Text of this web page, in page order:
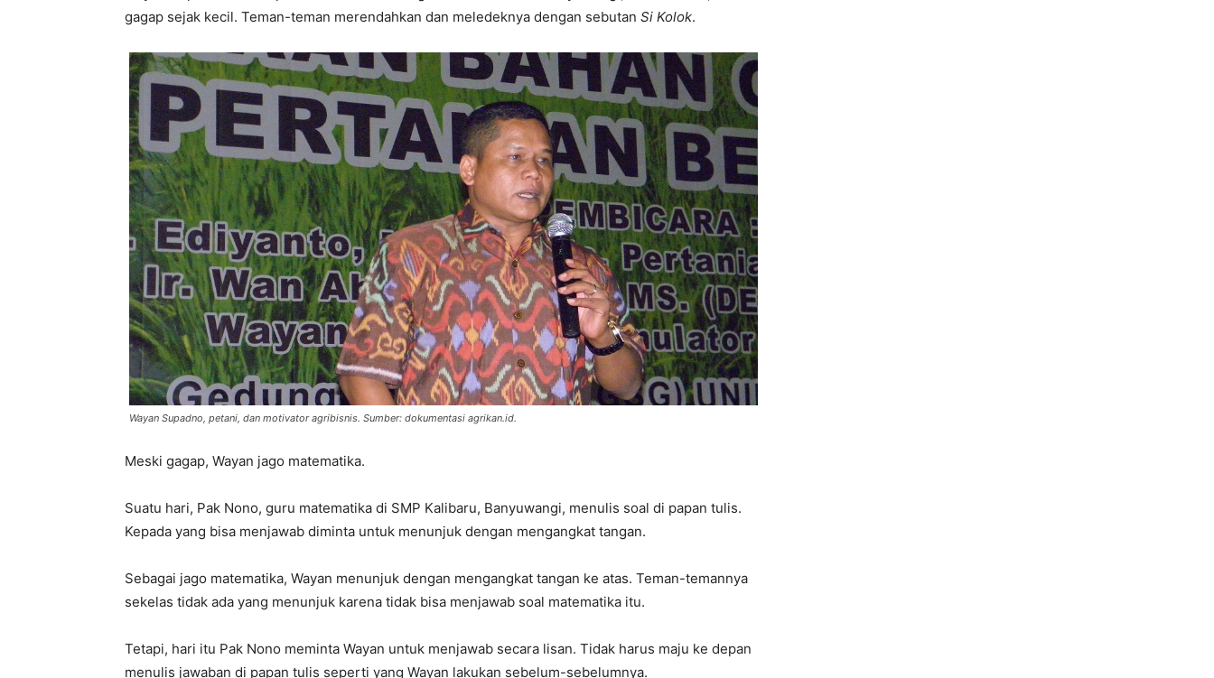
gagap sejak kecil. Teman-teman merendahkan dan meledeknya dengan sebutan Si Kolok.
Wayan Supadno, petani, dan motivator agribisnis. Sumber: dokumentasi agrikan.id.
Meski gagap, Wayan jago matematika.
Suatu hari, Pak Nono, guru matematika di SMP Kalibaru, Banyuwangi, menulis soal di papan tulis.
Kepada yang bisa menjawab diminta untuk menunjuk dengan mengangkat tangan.
Sebagai jago matematika, Wayan menunjuk dengan mengangkat tangan ke atas. Teman-temannya
sekelas tidak ada yang menunjuk karena tidak bisa menjawab soal matematika itu.
Tetapi, hari itu Pak Nono meminta Wayan untuk menjawab secara lisan. Tidak harus maju ke depan
menulis jawaban di papan tulis seperti yang Wayan lakukan sebelum-sebelumnya.